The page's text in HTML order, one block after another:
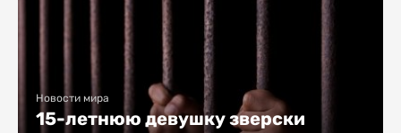
Новости мира
15-летнюю девушку зверски